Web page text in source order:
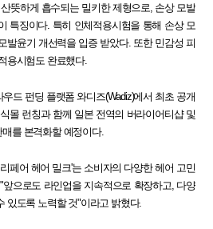
뜻하게 흡수되는 밀키한 제형으로, 손상 모발
특징이다. 특히 인체적용시험을 통해 손상 모
발윤기 개선력을 입증 받았다. 또한 민감성 피
용시험도 완료했다.
드 펀딩 플랫폼 와디즈(Wadiz)에서 최초 공개
몰 런칭과 함께 일본 전역의 버라이어티샵 및
를 본격화할 예정이다.
페어 헤어 밀크'는 소비자의 다양한 헤어 고민
으로도 라인업을 지속적으로 확장하고, 다양
있도록 노력할 것"이라고 밝혔다.